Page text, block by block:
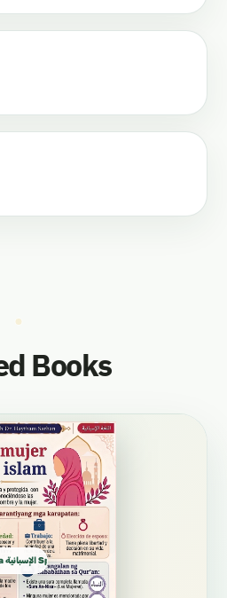
Books
Española الإسبانية Spanish